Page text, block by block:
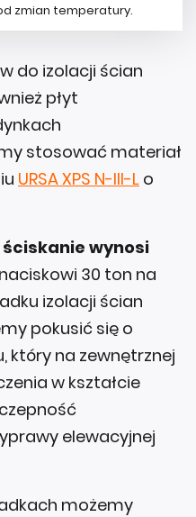
zmian temperatury.
do izolacji ścian
płyt
stosować materiał
URSA XPS N-III-L o
wynosi
30 ton na
izolacji ścian
pokusić się o
który na zewnętrznej
w kształcie
elewacyjnej
możemy